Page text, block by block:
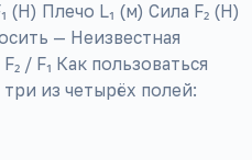
(Н) Плечо L₁ (м) Сила F₂ (Н)
— Неизвестная
/ F₁ Как пользоваться
из четырёх полей: